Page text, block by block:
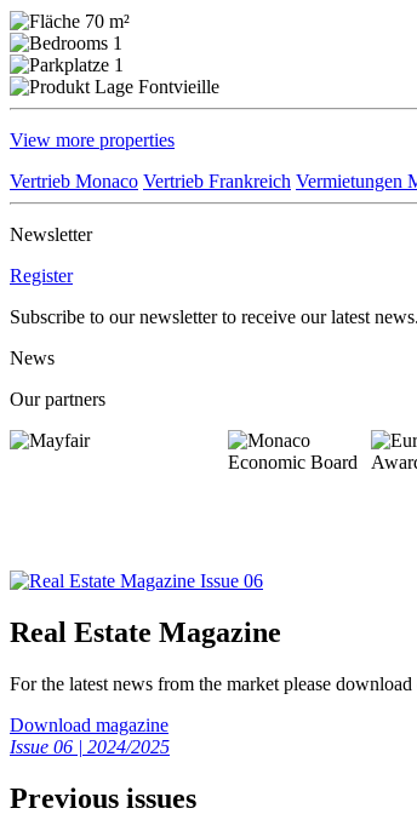
70 m²
1
1
Fontvieille
View more properties
Vertrieb Monaco Vertrieb Frankreich Vermietungen
Newsletter
Register
Subscribe to our newsletter to receive our latest news.
News
Our partners
Real Estate Magazine
For the latest news from the market please
Download magazine
Issue 06 | 2024/2025
Previous issues